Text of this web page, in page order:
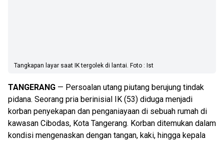
Tangkapan layar saat IK tergolek di lantai. Foto : Ist
TANGERANG — Persoalan utang piutang berujung tindak
pidana. Seorang pria berinisial IK (53) diduga menjadi
korban penyekapan dan penganiayaan di sebuah rumah di
kawasan Cibodas, Kota Tangerang. Korban ditemukan dalam
kondisi mengenaskan dengan tangan, kaki, hingga kepala